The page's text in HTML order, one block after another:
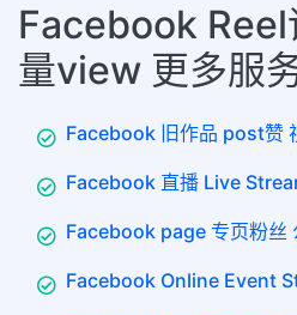
Facebook Reel
量view 更多服
Facebook 旧作品 post赞
Facebook 直播 Live
Facebook page 专页粉丝
Facebook Online Event